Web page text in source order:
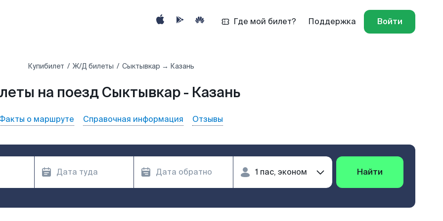
Где мой билет? Поддержка Войти
Купибилет Ж/Д билеты Сыктывкар → Казань
на поезд Сыктывкар - Казань
о маршруте Справочная информация Отзывы
Найти